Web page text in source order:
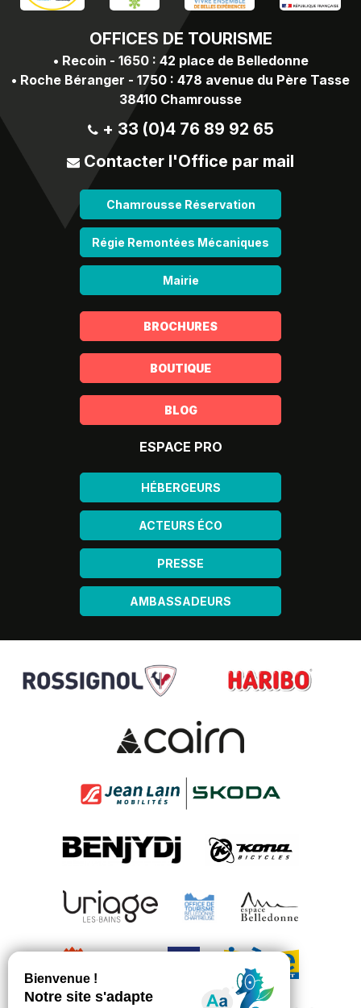
OFFICES DE TOURISME
• Recoin - 1650 : 42 place de Belledonne
• Roche Béranger - 1750 : 478 avenue du Père Tasse
38410 Chamrousse
+ 33 (0)4 76 89 92 65
Contacter l'Office par mail
Chamrousse Réservation
Régie Remontées Mécaniques
Mairie
BROCHURES
BOUTIQUE
BLOG
ESPACE PRO
HÉBERGEURS
ACTEURS ÉCO
PRESSE
AMBASSADEURS